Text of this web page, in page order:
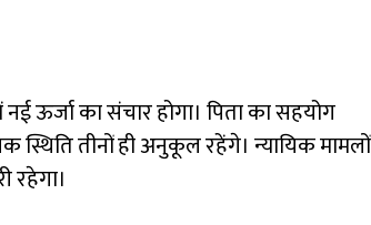
ऊर्जा का संचार होगा। पिता का सहयोग
स्थिति तीनों ही अनुकूल रहेंगे। न्यायिक मामलों
रहेगा।